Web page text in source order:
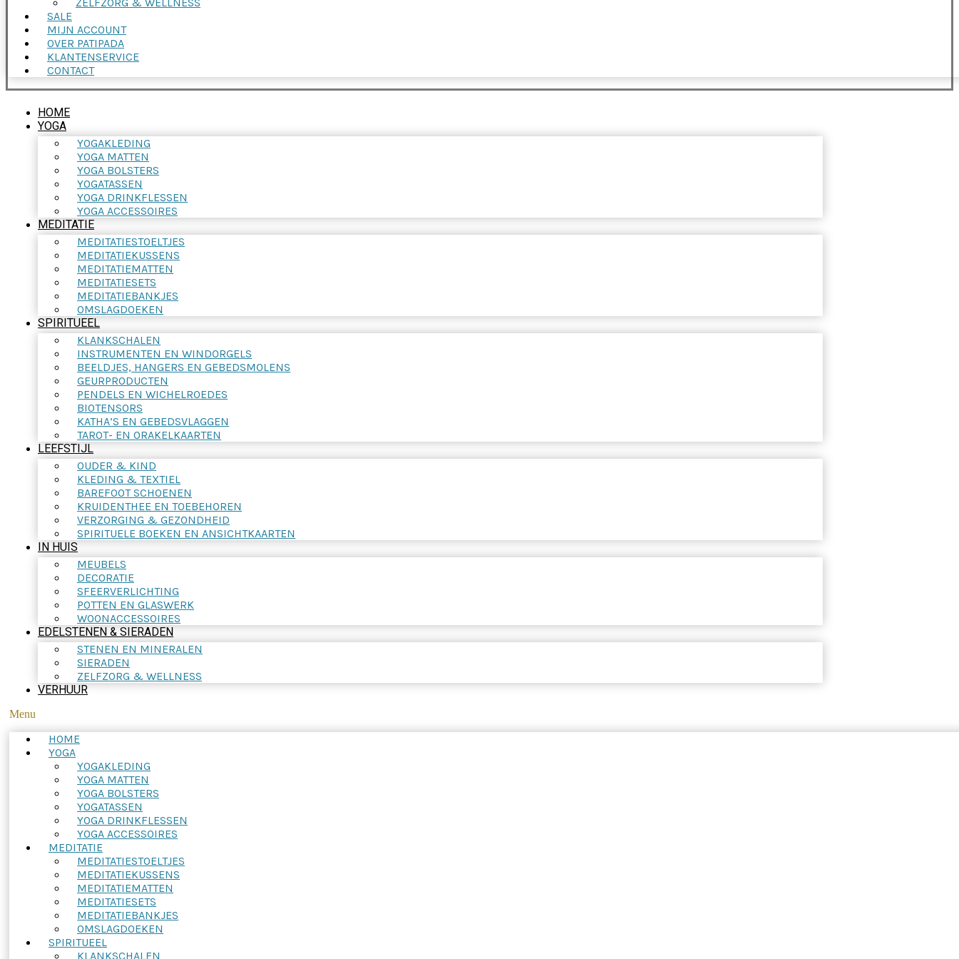
SALE
MIJN ACCOUNT
OVER PATIPADA
KLANTENSERVICE
CONTACT
HOME
YOGA
YOGAKLEDING
YOGA MATTEN
YOGA BOLSTERS
YOGATASSEN
YOGA DRINKFLESSEN
YOGA ACCESSOIRES
MEDITATIE
MEDITATIESTOELTJES
MEDITATIEKUSSENS
MEDITATIEMATTEN
MEDITATIESETS
MEDITATIEBANKJES
OMSLAGDOEKEN
SPIRITUEEL
KLANKSCHALEN
INSTRUMENTEN EN WINDORGELS
BEELDJES, HANGERS EN GEBEDSMOLENS
GEURPRODUCTEN
PENDELS EN WICHELROEDES
BIOTENSORS
KATHA’S EN GEBEDSVLAGGEN
TAROT- EN ORAKELKAARTEN
LEEFSTIJL
OUDER & KIND
KLEDING & TEXTIEL
BAREFOOT SCHOENEN
KRUIDENTHEE EN TOEBEHOREN
VERZORGING & GEZONDHEID
SPIRITUELE BOEKEN EN ANSICHTKAARTEN
IN HUIS
MEUBELS
DECORATIE
SFEERVERLICHTING
POTTEN EN GLASWERK
WOONACCESSOIRES
EDELSTENEN & SIERADEN
STENEN EN MINERALEN
SIERADEN
ZELFZORG & WELLNESS
VERHUUR
Menu
HOME
YOGA
YOGAKLEDING
YOGA MATTEN
YOGA BOLSTERS
YOGATASSEN
YOGA DRINKFLESSEN
YOGA ACCESSOIRES
MEDITATIE
MEDITATIESTOELTJES
MEDITATIEKUSSENS
MEDITATIEMATTEN
MEDITATIESETS
MEDITATIEBANKJES
OMSLAGDOEKEN
SPIRITUEEL
KLANKSCHALEN